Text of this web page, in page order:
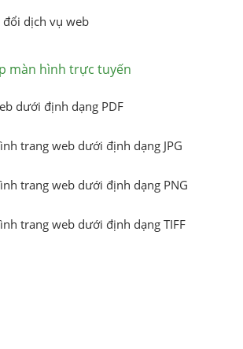
dịch vụ web
màn hình trực tuyến
dưới định dạng PDF
trang web dưới định dạng JPG
trang web dưới định dạng PNG
trang web dưới định dạng TIFF